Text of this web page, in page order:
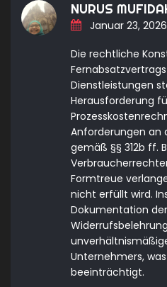
NURUS
Januar 23,
Die rechtliche
Dienstleistungen
Herausforderung
Anforderungen an
gemäß §§ 312b ff.
Formtreue
nicht erfüllt wird.
Dokumentation
Unternehmers,
beeinträchtigt.